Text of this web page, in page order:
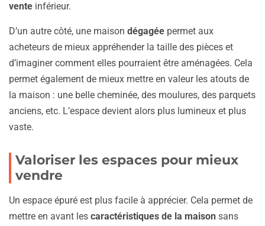
vente inférieur.
D’un autre côté, une maison dégagée permet aux
acheteurs de mieux appréhender la taille des pièces et
d’imaginer comment elles pourraient être aménagées. Cela
permet également de mieux mettre en valeur les atouts de
la maison : une belle cheminée, des moulures, des parquets
anciens, etc. L’espace devient alors plus lumineux et plus
vaste.
Valoriser les espaces pour mieux
vendre
Un espace épuré est plus facile à apprécier. Cela permet de
mettre en avant les caractéristiques de la maison sans